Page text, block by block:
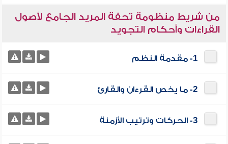
من شريط منظومة تحفة المريد الجامع لأصول
القراءات وأحكام التجويد
1- مقدمة النظم
2- ما يخص القرءان والقارئ
3- الحركات وترتيب الأزمنة